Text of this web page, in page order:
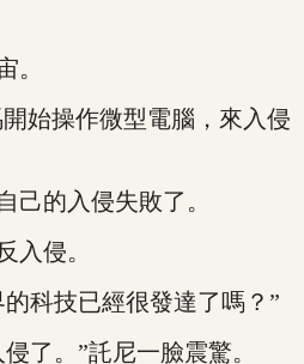
始操作微型電腦，來入侵
的入侵失敗了。
侵。
科技已經很發達了嗎？”
。”託尼一臉震驚。